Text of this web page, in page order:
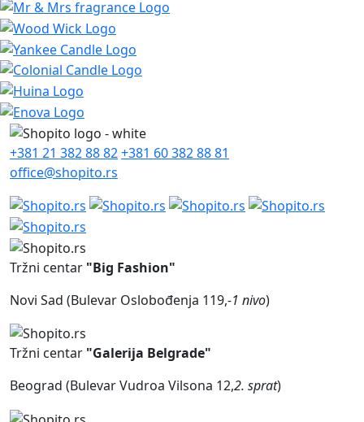
+381 21 382 88 82+381 60 382 88 81
office@shopito.rs
Tržni centar "Big Fashion"
Novi Sad (Bulevar Oslobođenja 119,-1 nivo)
Tržni centar "Galerija Belgrade"
Beograd (Bulevar Vudroa Vilsona 12,2. sprat)